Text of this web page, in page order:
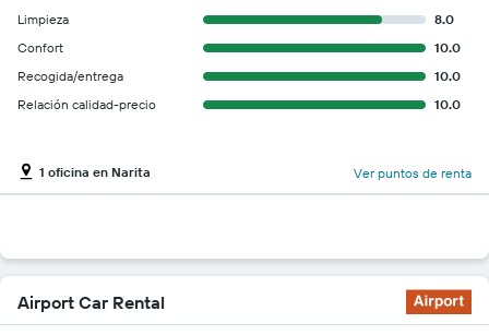
Limpieza
8.0
Confort
10.0
Recogida/entrega
10.0
Relación calidad-precio
10.0
1 oficina en Narita Ver puntos de renta
Airport Car Rental